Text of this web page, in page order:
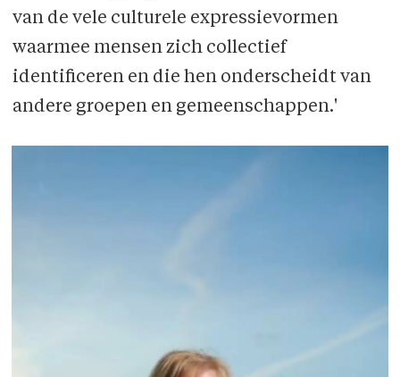
van de vele culturele expressievormen
waarmee mensen zich collectief
identificeren en die hen onderscheidt van
andere groepen en gemeenschappen.'